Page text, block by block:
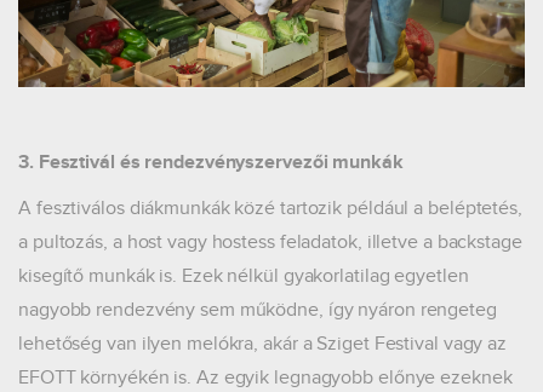
3. Fesztivál és rendezvényszervezői munkák
A fesztiválos diákmunkák közé tartozik például a beléptetés,
a pultozás, a host vagy hostess feladatok, illetve a backstage
kisegítő munkák is. Ezek nélkül gyakorlatilag egyetlen
nagyobb rendezvény sem működne, így nyáron rengeteg
lehetőség van ilyen melókra, akár a Sziget Festival vagy az
EFOTT környékén is. Az egyik legnagyobb előnye ezeknek